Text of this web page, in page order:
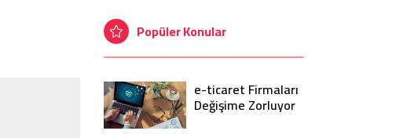
Popüler Konular
e-ticaret Firmaları
Değişime Zorluyor